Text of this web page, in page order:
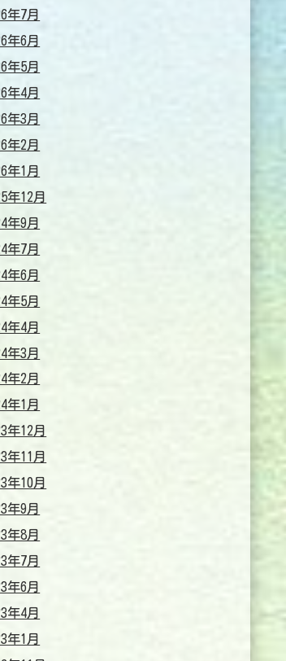
年7月
年6月
年5月
年4月
年3月
年2月
年1月
年12月
年9月
年7月
年6月
年5月
年4月
年3月
年2月
年1月
年12月
年11月
年10月
年9月
年8月
年7月
年6月
年4月
年1月